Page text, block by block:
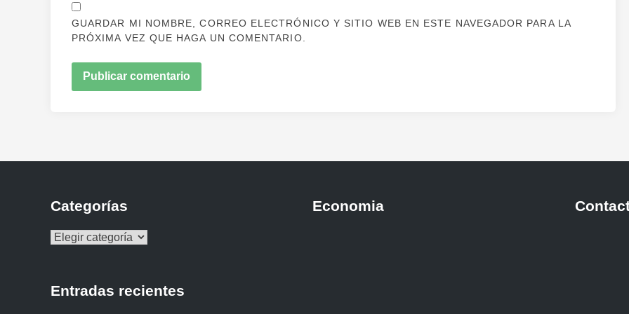
GUARDAR MI NOMBRE, CORREO ELECTRÓNICO Y SITIO WEB EN ESTE NAVEGADOR PARA LA
PRÓXIMA VEZ QUE HAGA UN COMENTARIO.
Categorías
Categorías
Entradas recientes
Economia